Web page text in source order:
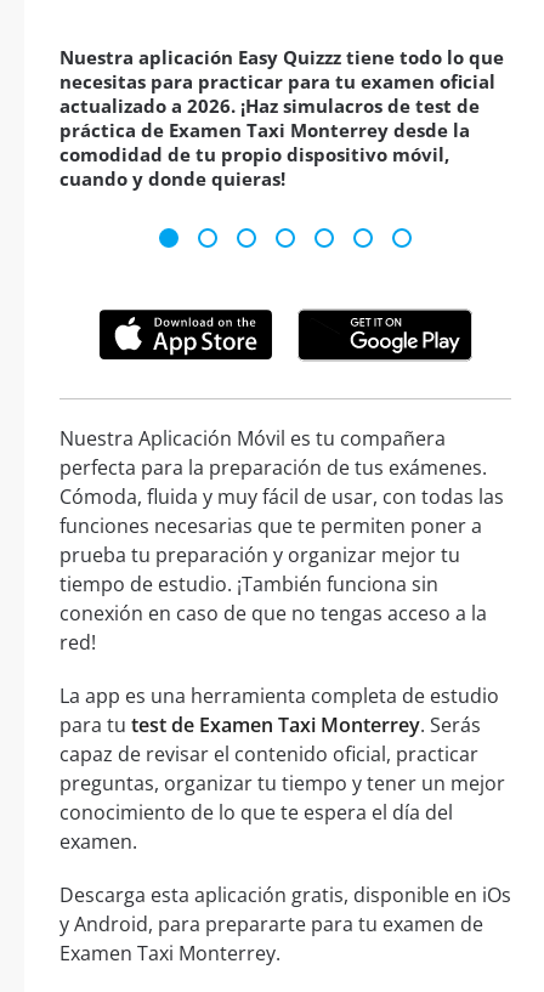
Nuestra aplicación Easy Quizzz tiene todo lo que
necesitas para practicar para tu examen oficial
actualizado a 2026. ¡Haz simulacros de test de
práctica de Examen Taxi Monterrey desde la
comodidad de tu propio dispositivo móvil,
cuando y donde quieras!
Nuestra Aplicación Móvil es tu compañera
perfecta para la preparación de tus exámenes.
Cómoda, fluida y muy fácil de usar, con todas las
funciones necesarias que te permiten poner a
prueba tu preparación y organizar mejor tu
tiempo de estudio. ¡También funciona sin
conexión en caso de que no tengas acceso a la
red!
La app es una herramienta completa de estudio
para tu test de Examen Taxi Monterrey. Serás
capaz de revisar el contenido oficial, practicar
preguntas, organizar tu tiempo y tener un mejor
conocimiento de lo que te espera el día del
examen.
Descarga esta aplicación gratis, disponible en iOs
y Android, para prepararte para tu examen de
Examen Taxi Monterrey.